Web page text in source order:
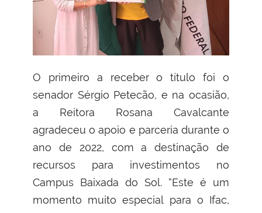
O primeiro a receber o título foi o
senador Sérgio Petecão, e na ocasião,
a Reitora Rosana Cavalcante
agradeceu o apoio e parceria durante o
ano de 2022, com a destinação de
recursos para investimentos no
Campus Baixada do Sol. “Este é um
momento muito especial para o Ifac,